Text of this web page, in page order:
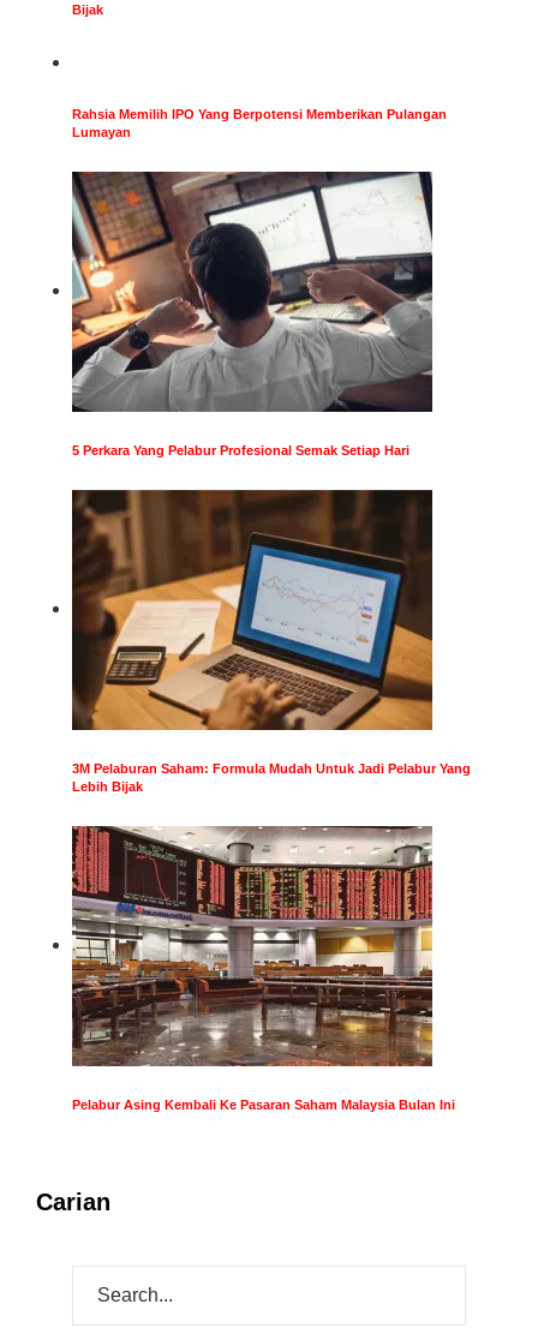
Bijak
Rahsia Memilih IPO Yang Berpotensi Memberikan Pulangan
Lumayan
5 Perkara Yang Pelabur Profesional Semak Setiap Hari
3M Pelaburan Saham: Formula Mudah Untuk Jadi Pelabur Yang
Lebih Bijak
Pelabur Asing Kembali Ke Pasaran Saham Malaysia Bulan Ini
Carian